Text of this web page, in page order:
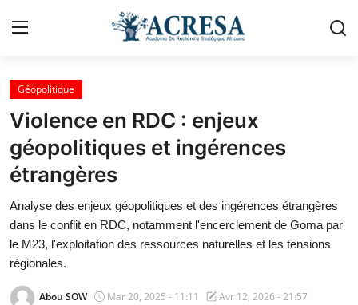
Se connecter
Accueil
Contact
A propos d'Acresa
Géopolitique
Politique & Gouvernance
Géopolitique
Violence en RDC : enjeux
géopolitiques et ingérences
étrangères
Analyse des enjeux géopolitiques et des ingérences étrangères
dans le conflit en RDC, notamment l'encerclement de Goma par
le M23, l'exploitation des ressources naturelles et les tensions
régionales.
Abou SOW Mar 20, 2025 - 11:11
Avr 12, 2026 - 21:57